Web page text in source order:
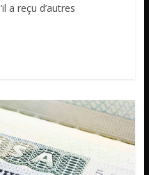
a reçu d’autres